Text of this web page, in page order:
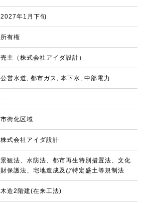
2027年1月下旬
所有権
売主（株式会社アイダ設計）
公営水道, 都市ガス, 本下水, 中部電力
―
市街化区域
株式会社アイダ設計
景観法、水防法、都市再生特別措置法、文化
財保護法、宅地造成及び特定盛土等規制法
木造2階建(在来工法)